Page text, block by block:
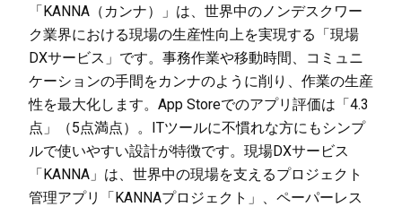
「KANNA（カンナ）」は、世界中のノンデスクワー
ク業界における現場の生産性向上を実現する「現場
DXサービス」です。事務作業や移動時間、コミュニ
ケーションの手間をカンナのように削り、作業の生産
性を最大化します。App Storeでのアプリ評価は「4.3
点」（5点満点）。ITツールに不慣れな方にもシンプ
ルで使いやすい設計が特徴です。現場DXサービス
「KANNA」は、世界中の現場を支えるプロジェクト
管理アプリ「KANNAプロジェクト」、ペーパーレス